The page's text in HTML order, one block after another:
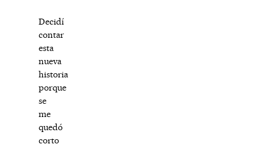
Decidí
contar
esta
nueva
historia
porque
se
me
quedó
corto